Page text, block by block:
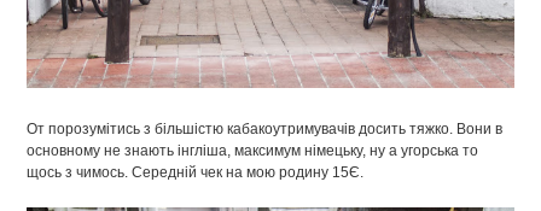
От порозумітись з більшістю кабакоутримувачів досить тяжко. Вони в
основному не знають інгліша, максимум німецьку, ну а угорська то
щось з чимось. Середній чек на мою родину 15Є.